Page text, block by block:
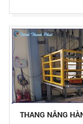
THANG NÂNG